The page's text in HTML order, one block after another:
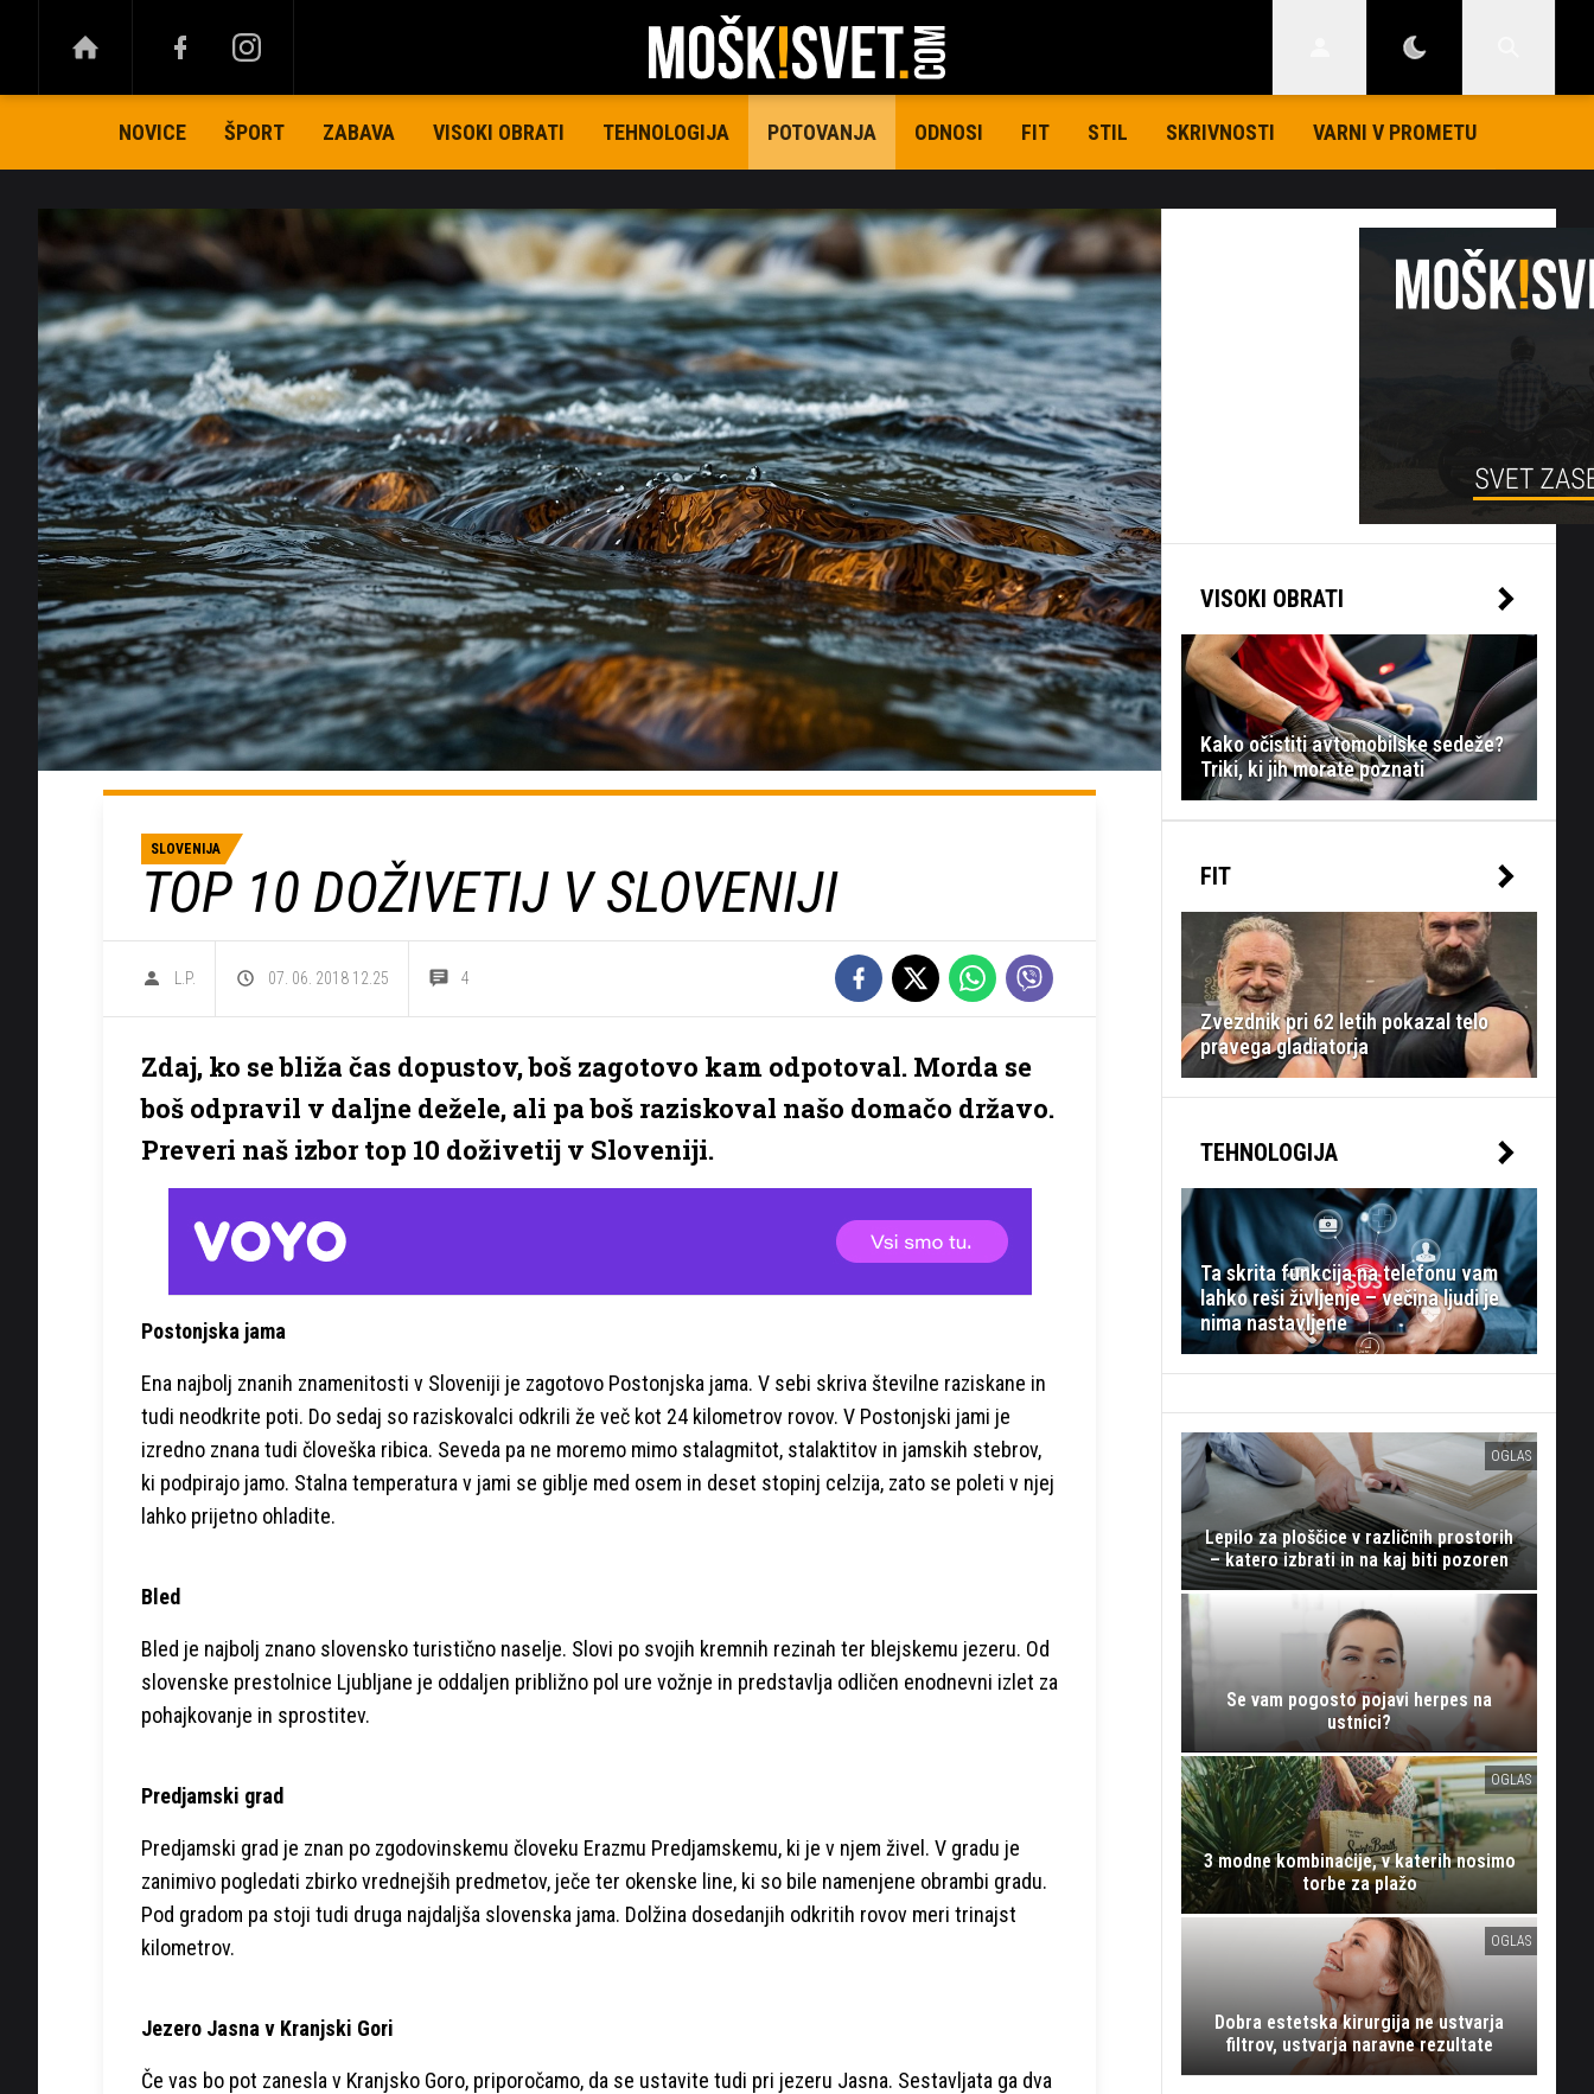
NOVICE ŠPORT ZABAVA VISOKI OBRATI TEHNOLOGIJA POTOVANJA ODNOSI FIT STIL SKRIVNOSTI VARNI V PROMETU
SLOVENIJA
TOP 10 DOŽIVETIJ V SLOVENIJI
L.P. 07. 06. 2018 12.25 4
Zdaj, ko se bliža čas dopustov, boš zagotovo kam odpotoval. Morda se
boš odpravil v daljne dežele, ali pa boš raziskoval našo domačo državo.
Preveri naš izbor top 10 doživetij v Sloveniji.
Postonjska jama
Ena najbolj znanih znamenitosti v Sloveniji je zagotovo Postonjska jama. V sebi skriva številne raziskane in
tudi neodkrite poti. Do sedaj so raziskovalci odkrili že več kot 24 kilometrov rovov. V Postonjski jami je
izredno znana tudi človeška ribica. Seveda pa ne moremo mimo stalagmitot, stalaktitov in jamskih stebrov,
ki podpirajo jamo. Stalna temperatura v jami se giblje med osem in deset stopinj celzija, zato se poleti v njej
lahko prijetno ohladite.
Bled
Bled je najbolj znano slovensko turistično naselje. Slovi po svojih kremnih rezinah ter blejskemu jezeru. Od
slovenske prestolnice Ljubljane je oddaljen približno pol ure vožnje in predstavlja odličen enodnevni izlet za
pohajkovanje in sprostitev.
Predjamski grad
Predjamski grad je znan po zgodovinskemu človeku Erazmu Predjamskemu, ki je v njem živel. V gradu je
zanimivo pogledati zbirko vrednejših predmetov, ječe ter okenske line, ki so bile namenjene obrambi gradu.
Pod gradom pa stoji tudi druga najdaljša slovenska jama. Dolžina dosedanjih odkritih rovov meri trinajst
kilometrov.
Jezero Jasna v Kranjski Gori
Če vas bo pot zanesla v Kranjsko Goro, priporočamo, da se ustavite tudi pri jezeru Jasna. Sestavljata ga dva
VISOKI OBRATI
Kako očistiti avtomobilske sedeže?
Triki, ki jih morate poznati
FIT
Zvezdnik pri 62 letih pokazal telo
pravega gladiatorja
TEHNOLOGIJA
Ta skrita funkcija na telefonu vam
lahko reši življenje – večina ljudi je
nima nastavljene
OGLAS
Lepilo za ploščice v različnih prostorih
– katero izbrati in na kaj biti pozoren
Se vam pogosto pojavi herpes na
ustnici?
OGLAS
3 modne kombinacije, v katerih nosimo
torbe za plažo
OGLAS
Dobra estetska kirurgija ne ustvarja
filtrov, ustvarja naravne rezultate